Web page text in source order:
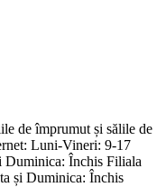
de împrumut și sălile de
Luni-Vineri: 9-17
Duminica: Închis Filiala
și Duminica: Închis